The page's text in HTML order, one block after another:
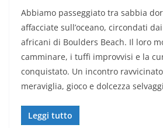
Abbiamo passeggiato tra sabbia
affacciate sull’oceano, circondati
africani di Boulders Beach. Il loro
camminare, i tuffi improvvisi e la
conquistato. Un incontro
meraviglia, gioco e dolcezza
Leggi tutto